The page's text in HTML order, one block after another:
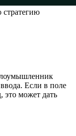
стратегию
Если в поле
это может дать